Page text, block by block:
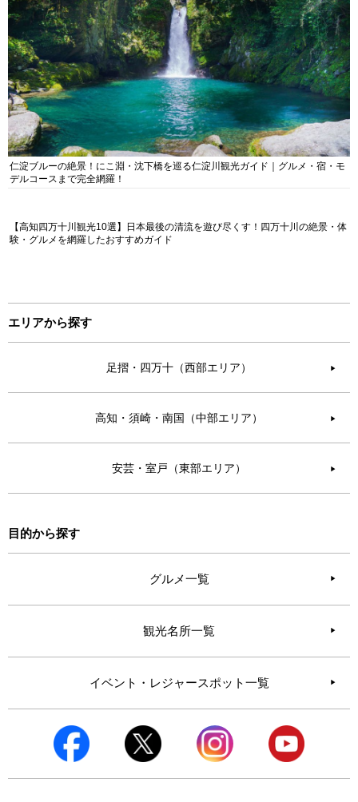
仁淀ブルーの絶景！にこ淵・沈下橋を巡る仁淀川観光ガイド｜グルメ・宿・モ
デルコースまで完全網羅！
【高知四万十川観光10選】日本最後の清流を遊び尽くす！四万十川の絶景・体
験・グルメを網羅したおすすめガイド
エリアから探す
足摺・四万十（西部エリア） ▶︎
高知・須崎・南国（中部エリア） ▶︎
安芸・室戸（東部エリア） ▶︎
目的から探す
グルメ一覧
観光名所一覧
イベント・レジャースポット一覧